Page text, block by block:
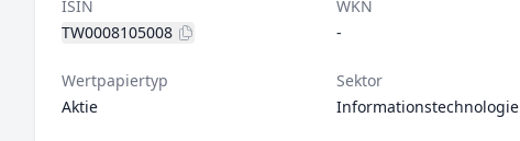
ISIN
TW0008105008
WKN
-
Wertpapiertyp
Aktie
Sektor
Informationstechnologie